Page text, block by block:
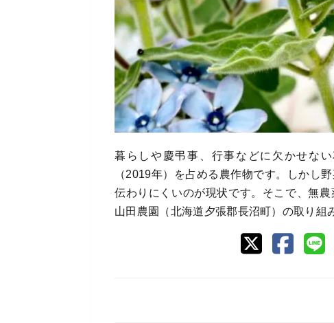
暮らしや慶弔事、行事などに欠かせな
（2019年）を占める農作物です。しかし
伝わりにくいのが現状です。そこで、無
山田農園（北海道夕張郡長沼町）の取り組